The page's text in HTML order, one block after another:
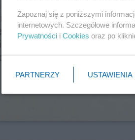
Zapoznaj się z poniższymi
internetowych. Szczegółowe
Prywatności i Cookies oraz po
PARTNERZY USTAWIENIA